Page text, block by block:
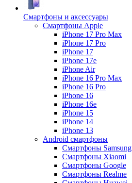
Смартфоны и аксессуары
Смартфоны Apple
iPhone 17 Pro Max
iPhone 17 Pro
iPhone 17
iPhone 17e
iPhone Air
iPhone 16 Pro Max
iPhone 16 Pro
iPhone 16
iPhone 16e
iPhone 15
iPhone 14
iPhone 13
Android cмартфоны
Смартфоны Samsung
Смартфоны Xiaomi
Смартфоны Google
Смартфоны Realme